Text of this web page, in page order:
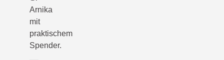
Arnika
mit
praktischem
Spender.